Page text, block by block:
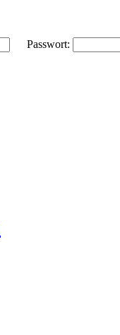
Passwort: